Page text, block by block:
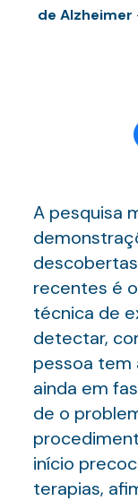
de Alzheimer
A pesquisa
recentes é
técnica de
detectar,
pessoa tem
ainda em
de o
início
terapias,